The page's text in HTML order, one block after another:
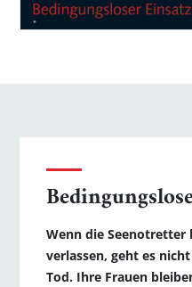
Wenn die Seenotretter
verlassen, geht es
Tod. Ihre Frauen